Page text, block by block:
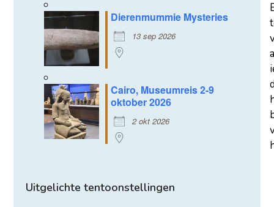
Dierenmummie Mysteries
13 sep 2026
Cairo, Museumreis 2-9
oktober 2026
2 okt 2026
Uitgelichte tentoonstellingen